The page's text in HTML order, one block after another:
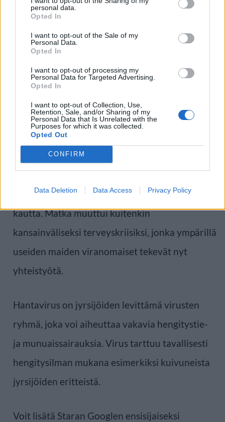
personal data.
Opted In
I want to opt-out of the Sale of my
Personal Data.
Opted In
I want to opt-out of processing my
Personal Data for Targeted Advertising.
Opted In
I want to opt-out of Collection, Use,
Retention, Sale, and/or Sharing of my
Personal Data that Is Unrelated with the
Purposes for which it was collected.
Opted Out
CONFIRM
Data Deletion Data Access Privacy Policy
ovat toistaiseksi oireettomia ja riskiä pidetään
perjantaina kolmannen brittiläisen matkustajan
sairastuneen syrjäisellä Tristan da Cunhan
saarella Etelä-Atlantilla.
MV Hondius lähti Argentiinasta huhtikuun
alussa risteilylle, jonka oli tarkoitus kulkea muun
muassa Etelämantereen ja Falklandinsaarten
kautta. Matka muuttui kuitenkin
kansainväliseksi terveyskriisiksi, jonka ympärillä
useiden maiden viranomaiset tekevät nyt
yhteistyötä.
Hantavirus on jyrsijöiden levittämä virusten
ryhmä, joka voi aiheuttaa vakavia hengitystie-
ja munuaissairauksia. Virus tarttuu tavallisesti
hengitysilman mukana esimerkiksi kuivuneista
jyrsijöiden eritteistä.
Voit lisätä Staran Googlen ensisijaiseksi